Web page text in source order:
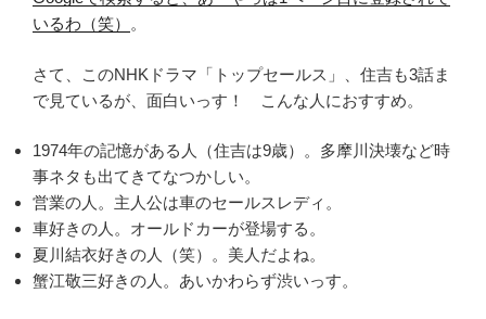
いるわ（笑）
。
さて、このNHKドラマ「トップセールス」、住吉も3話ま
で見ているが、面白いっす！ こんな人におすすめ。
1974年の記憶がある人（住吉は9歳）。多摩川決壊など時
事ネタも出てきてなつかしい。
営業の人。主人公は車のセールスレディ。
車好きの人。オールドカーが登場する。
夏川結衣好きの人（笑）。美人だよね。
蟹江敬三好きの人。あいかわらず渋いっす。